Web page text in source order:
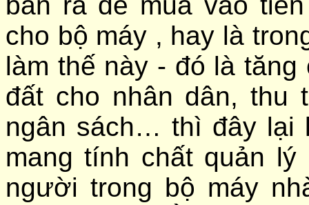
cho bộ máy , hay là
làm thế này - đó là
đất cho nhân dân,
ngân sách… thì đây lại
mang tính chất quản
người trong bộ máy